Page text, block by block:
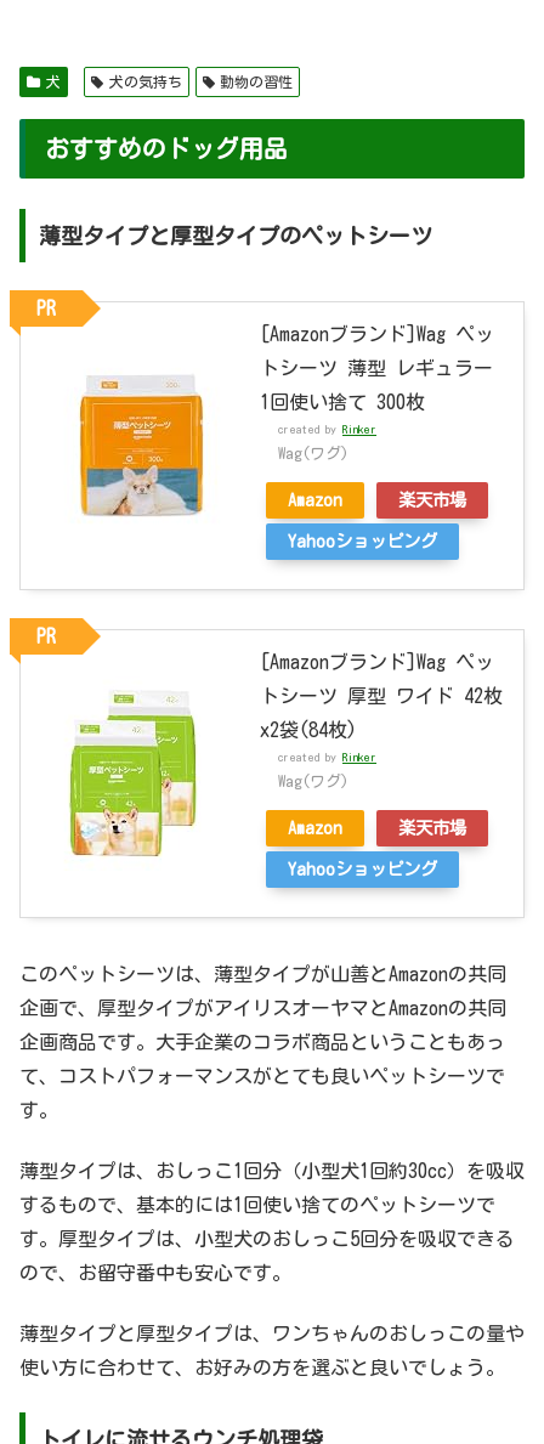
犬 犬の気持ち 動物の習性
おすすめのドッグ用品
薄型タイプと厚型タイプのペットシーツ
[Amazonブランド]Wag ペッ
トシーツ 薄型 レギュラー
1回使い捨て 300枚
created by Rinker
Wag(ワグ)
Amazon 楽天市場
Yahooショッピング
PR
[Amazonブランド]Wag ペッ
トシーツ 厚型 ワイド 42枚
x2袋(84枚)
created by Rinker
Wag(ワグ)
Amazon 楽天市場
Yahooショッピング
PR
このペットシーツは、薄型タイプが山善とAmazonの共同
企画で、厚型タイプがアイリスオーヤマとAmazonの共同
企画商品です。大手企業のコラボ商品ということもあっ
て、コストパフォーマンスがとても良いペットシーツで
す。
薄型タイプは、おしっこ1回分（小型犬1回約30cc）を吸収
するもので、基本的には1回使い捨てのペットシーツで
す。厚型タイプは、小型犬のおしっこ5回分を吸収できる
ので、お留守番中も安心です。
薄型タイプと厚型タイプは、ワンちゃんのおしっこの量や
使い方に合わせて、お好みの方を選ぶと良いでしょう。
トイレに流せるウンチ処理袋